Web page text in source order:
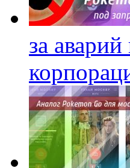
за